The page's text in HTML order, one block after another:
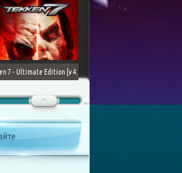
7 - Ultimate Edition [v 4.22
Chovka